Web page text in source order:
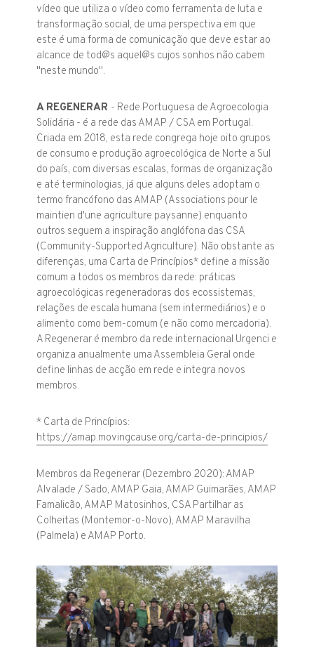
vídeo que utiliza o vídeo como ferramenta de luta e
transformação social, de uma perspectiva em que
este é uma forma de comunicação que deve estar ao
alcance de tod@s aquel@s cujos sonhos não cabem
"neste mundo".
A REGENERAR - Rede Portuguesa de Agroecologia
Solidária - é a rede das AMAP / CSA em Portugal.
Criada em 2018, esta rede congrega hoje oito grupos
de consumo e produção agroecológica de Norte a Sul
do país, com diversas escalas, formas de organização
e até terminologias, já que alguns deles adoptam o
termo francófono das AMAP (Associations pour le
maintien d'une agriculture paysanne) enquanto
outros seguem a inspiração anglófona das CSA
(Community-Supported Agriculture). Não obstante as
diferenças, uma Carta de Princípios* define a missão
comum a todos os membros da rede: práticas
agroecológicas regeneradoras dos ecossistemas,
relações de escala humana (sem intermediários) e o
alimento como bem-comum (e não como mercadoria).
A Regenerar é membro da rede internacional Urgenci e
organiza anualmente uma Assembleia Geral onde
define linhas de acção em rede e integra novos
membros.
* Carta de Princípios:
https://amap.movingcause.org/carta-de-principios/
Membros da Regenerar (Dezembro 2020): AMAP
Alvalade / Sado, AMAP Gaia, AMAP Guimarães, AMAP
Famalicão, AMAP Matosinhos, CSA Partilhar as
Colheitas (Montemor-o-Novo), AMAP Maravilha
(Palmela) e AMAP Porto.